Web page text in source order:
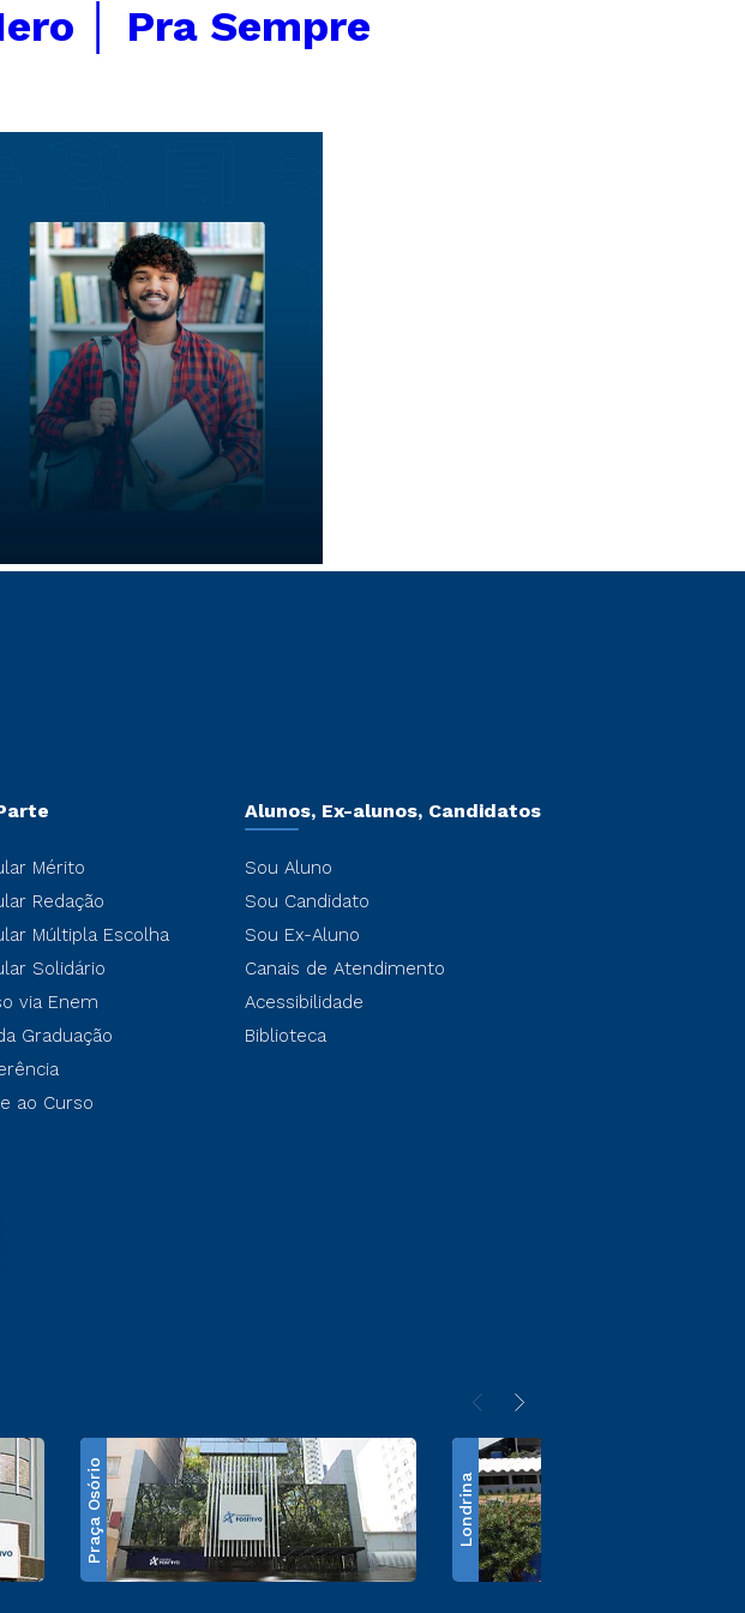
│ Pra Sempre
Mérito
Redação
Múltipla Escolha
Solidário
via Enem
Graduação
ao Curso
Alunos, Ex-alunos, Candidatos
Sou Aluno
Sou Candidato
Sou Ex-Aluno
Canais de Atendimento
Acessibilidade
Biblioteca
Praça Osório Londrina